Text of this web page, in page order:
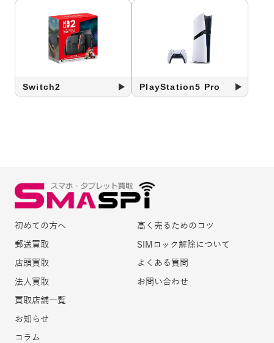
Switch2 PlayStation5 Pro
初めての方へ
郵送買取
店頭買取
法人買取
買取店舗一覧
お知らせ
コラム
高く売るためのコツ
SIMロック解除について
よくある質問
お問い合わせ